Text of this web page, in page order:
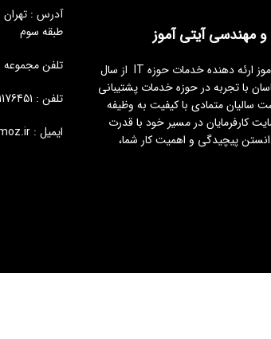
مهندسی آیتی آموز
گروه فنی و مهندسی ایتی اموز ارئه دهنده خدمات حوزه IT از سال
با تجربه در حوزه خدمات پشتیبانی
سالیان متمادی با کیفیت به وظیفه
کارفرمایان در مسیر خود با قدرت
پیچیدگی و اهمیت کار شما،
طبقه سوم
تلفن مجموعه : 02192004661 –
تلفن : 09121176451
ایمیل : Info(@)itamoz.ir